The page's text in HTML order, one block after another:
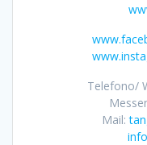
Telefono/
Mail: